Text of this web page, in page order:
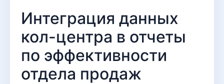
Интеграция данных
кол-центра в отчеты
по эффективности
отдела продаж